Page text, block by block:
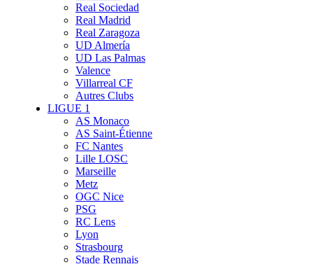
Real Sociedad
Real Madrid
Real Zaragoza
UD Almería
UD Las Palmas
Valence
Villarreal CF
Autres Clubs
LIGUE 1
AS Monaco
AS Saint-Étienne
FC Nantes
Lille LOSC
Marseille
Metz
OGC Nice
PSG
RC Lens
Lyon
Strasbourg
Stade Rennais